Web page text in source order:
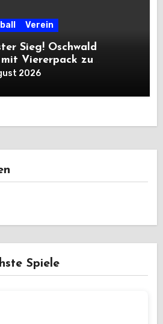
Verein
Sieg! Oschwald
Viererpack zu
2026
Spiele